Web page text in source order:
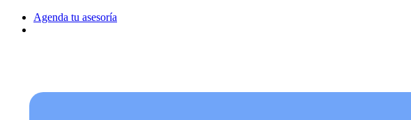
Agenda tu asesoría